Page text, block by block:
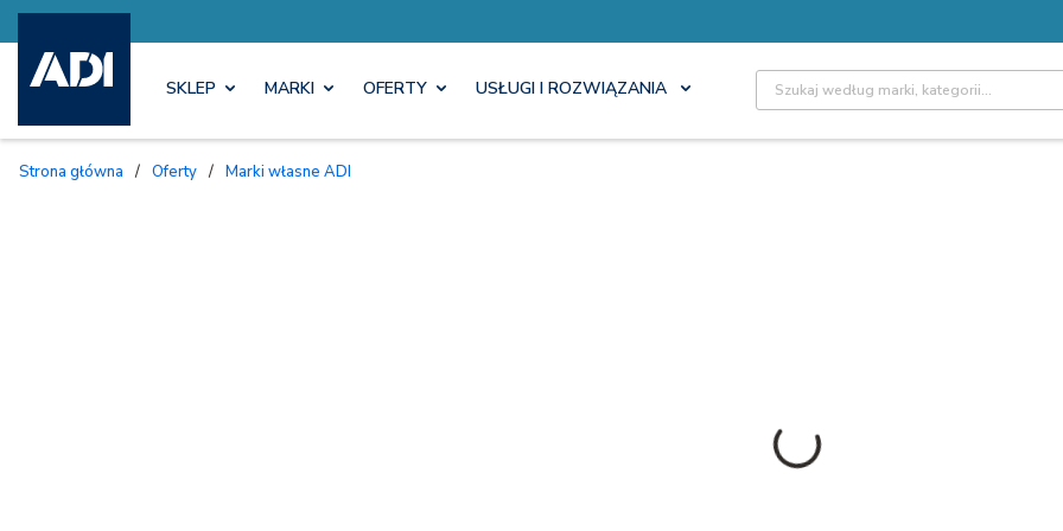
SKLEP MARKI OFERTY USŁUGI I ROZWIĄZANIA Site Search
Strona główna / Oferty / Marki własne ADI